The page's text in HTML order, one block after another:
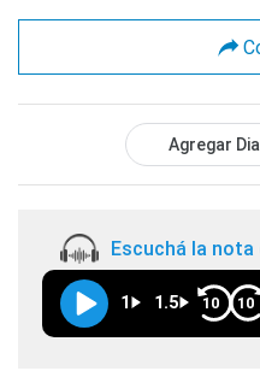
Agregar
Escuchá la
1 1.5 10 10